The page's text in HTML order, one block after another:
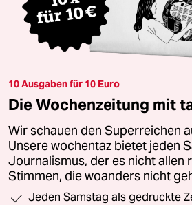
10 Ausgaben für 10 Euro
Die Wochenzeitung mit
Wir schauen den Superreichen
Unsere wochentaz bietet jeden
Journalismus, der es nicht allen
Stimmen, die woanders nicht
Jeden Samstag als gedruckte